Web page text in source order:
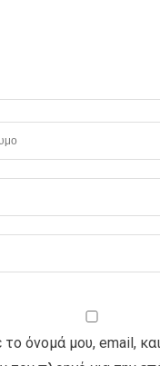
όνομά μου, email,